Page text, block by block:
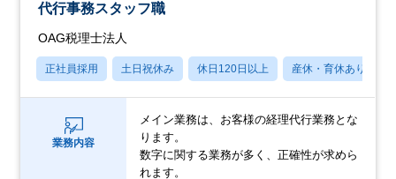
代行事務スタッフ職
OAG税理士法人
正社員採用 土日祝休み 休日120日以上 産休・育休あり
業務内容
メイン業務は、お客様の経理代行業務とな
ります。
数字に関する業務が多く、正確性が求めら
れます。